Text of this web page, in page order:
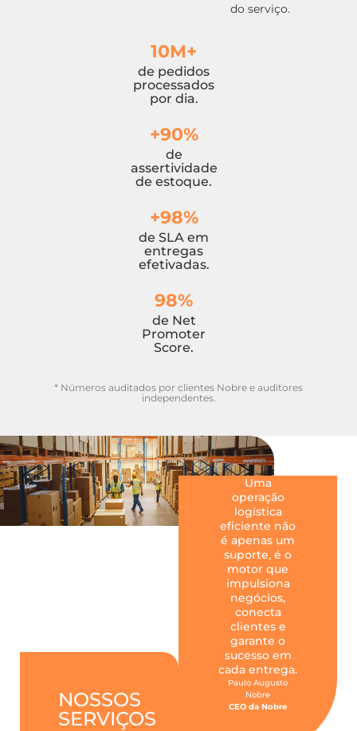
do serviço.
10M+
de pedidos
processados
por dia.
+90%
de
assertividade
de estoque.
+98%
de SLA em
entregas
efetivadas.
98%
de Net
Promoter
Score.
* Números auditados por clientes Nobre e auditores
independentes.
NOSSOS
SERVIÇOS
Uma
operação
logística
eficiente não
é apenas um
suporte, é o
motor que
impulsiona
negócios,
conecta
clientes e
garante o
sucesso em
cada entrega.
Paulo Augusto
Nobre
CEO da Nobre